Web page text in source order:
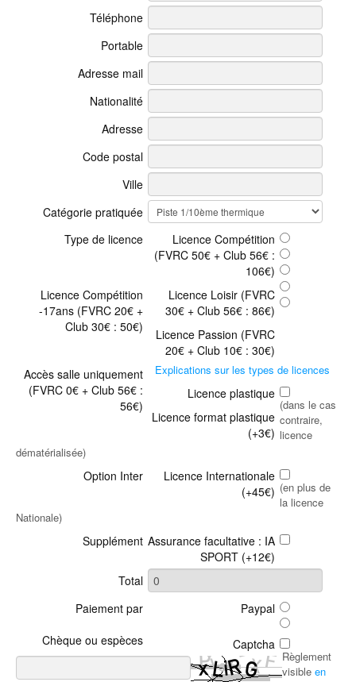
Téléphone
Portable
Adresse mail
Nationalité
Adresse
Code postal
Ville
Catégorie pratiquée
Type de licence
Licence Compétition
(FVRC 50€ + Club 56€ :
106€)
Licence Compétition
-17ans (FVRC 20€ +
Club 30€ : 50€)
Licence Loisir (FVRC
30€ + Club 56€ : 86€)
Licence Passion (FVRC
20€ + Club 10€ : 30€)
Accès salle uniquement
(FVRC 0€ + Club 56€ :
56€)
Explications sur les types de licences
Licence plastique
Licence format plastique
(+3€)
(dans le cas
contraire,
licence
dématérialisée)
Option Inter
Licence Internationale
(+45€) (en plus de
la licence
Nationale)
Supplément Assurance facultative : IA
SPORT (+12€)
Total
Paiement par
Paypal
Chèque ou espèces Captcha
Règlement
visible en